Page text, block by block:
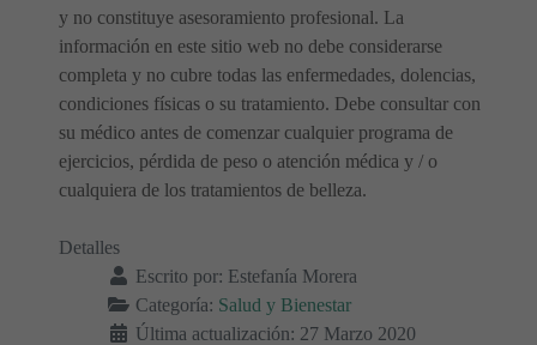
y no constituye asesoramiento profesional. La
información en este sitio web no debe considerarse
completa y no cubre todas las enfermedades, dolencias,
condiciones físicas o su tratamiento. Debe consultar con
su médico antes de comenzar cualquier programa de
ejercicios, pérdida de peso o atención médica y / o
cualquiera de los tratamientos de belleza.
Detalles
Escrito por: Estefanía Morera
Categoría: Salud y Bienestar
Última actualización: 27 Marzo 2020